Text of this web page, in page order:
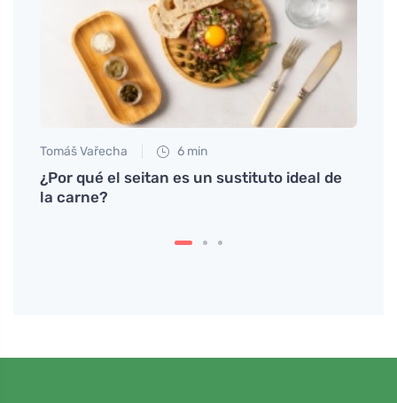
Tomáš Vařecha 6 min
¿Por qué el seitan es un sustituto ideal de
la carne?